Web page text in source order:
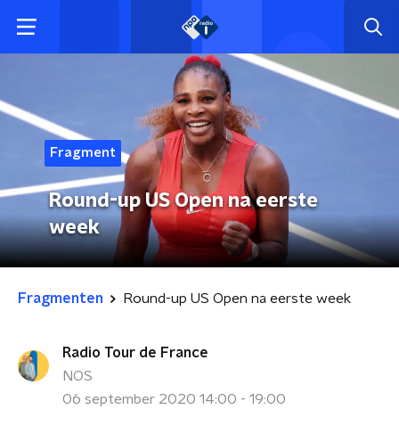
Fragment
Round-up US Open na eerste
week
Fragmenten Round-up US Open na eerste week
Radio Tour de France
NOS
06 september 2020 14:00 - 19:00